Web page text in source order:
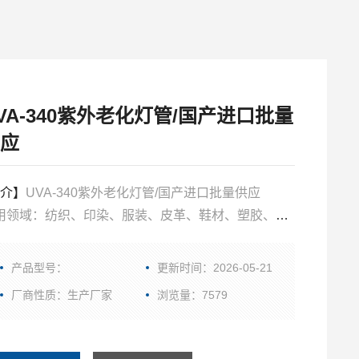
340紫外老化灯管/国产进口批量
】 UVA-340紫外老化灯管/国产进口批量供应
领域：纺织、印染、服装、皮革、鞋材、塑胶、电
水洗台、建材、摄影等颜料管理领域。
产品型号： 更新时间：2026-05-21
厂商性质：生产厂家 浏览量：7579